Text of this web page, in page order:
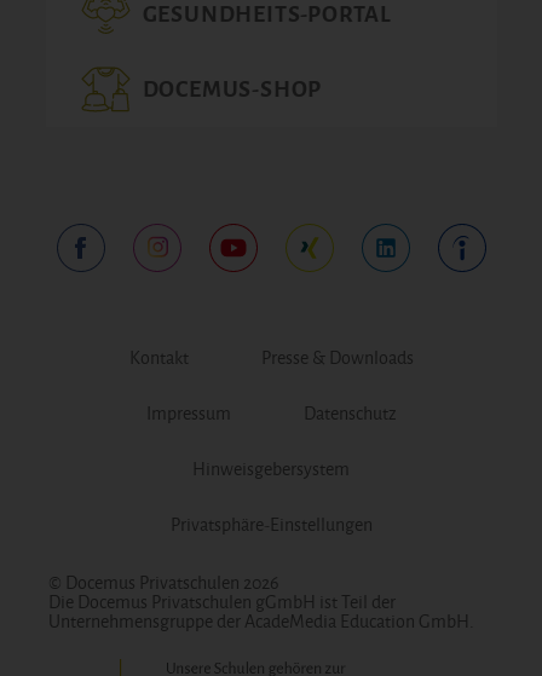
GESUNDHEITS-PORTAL
DOCEMUS-SHOP
Kontakt Presse & Downloads
Impressum Datenschutz
Hinweisgebersystem
Privatsphäre-Einstellungen
© Docemus Privatschulen 2026
Die Docemus Privatschulen gGmbH ist Teil der
Unternehmensgruppe der AcadeMedia Education GmbH.